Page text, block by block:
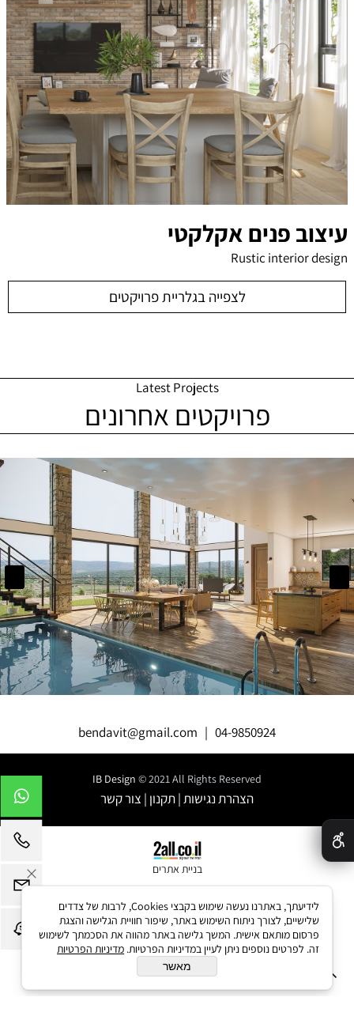
עיצוב פנים אקלקטי
Rustic interior design
לצפייה בגלריית פרויקטים
Latest Projects
פרויקטים אחרונים
bendavit@gmail.com | 04-9850924
IB Design © 2021 All Rights Reserved
הצהרת נגישות|תקנון | צור קשר
בניית אתרים
לידיעתך, באתרנו נעשה שימוש בקבצי Cookies, לרבות של צדדים
שלישיים, לצורך ניתוח השימוש באתר, שיפור חוויית הגלישה והצגת
פרסום מותאם אישית. המשך גלישה באתר מהווה את הסכמתך לשימוש
זה. לפרטים נוספים ניתן לעיין במדיניות הפרטיות. מדיניות הפרטיות
מאשר